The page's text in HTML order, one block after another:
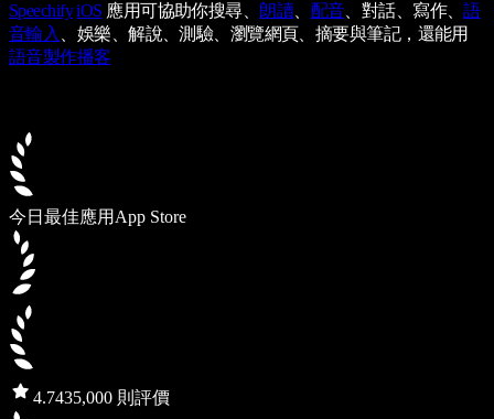
Speechify iOS 應用可協助你搜尋、 朗讀、 配音、對話、寫作、語
音輸入
、娛樂、解說、測驗、瀏覽網頁、摘要與筆記，還能用
語音製作播客
今日最佳應用 App Store
4.7435,000 則評價